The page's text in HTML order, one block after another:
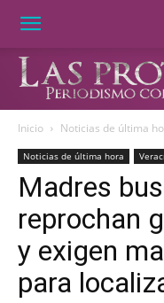
Inicio Noticias de última
Noticias de última hora
Madres
reprochan
y exigen
para